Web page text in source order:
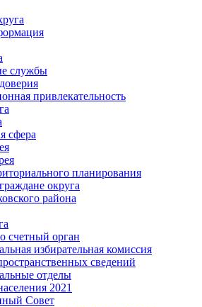
службы
привлекательность
сфера
планирования
округа
района
счетный орган
избирательная комиссия
сведений
отделы
2021
Совет